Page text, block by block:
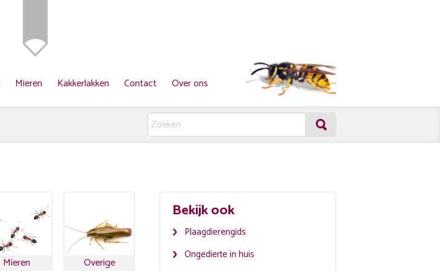
Mieren Kakkerlakken Contact Over ons
Mieren Overige
Bekijk ook
Plaagdierengids
Ongedierte in huis